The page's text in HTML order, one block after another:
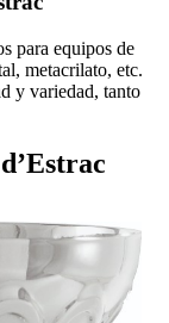
para equipos de
metacrilato, etc.
y variedad, tanto